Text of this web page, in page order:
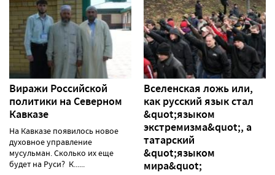
Виражи Российской
политики на Северном
Кавказе
На Кавказе появилось новое
духовное управление
мусульман. Сколько их еще
будет на Руси? К......
Вселенская ложь или,
как русский язык стал
&quot;языком
экстремизма&quot;, а
татарский
&quot;языком
мира&quot;